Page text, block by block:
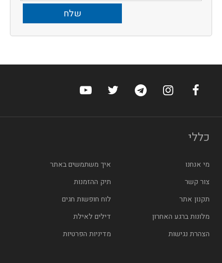
ערוץ הפייסבוק של הוטלס
ערוץ האינסטגרם של הוטלס
ערוץ הטלגרם של הוטלס
ערוץ טוויטר של הוטלס
ערוץ היוטיוב של
כללי
מי אנחנו
איך משתמשים באתר
צור קשר
תיק ההזמנות
תקנון אתר
לוח חופשות חגים
מלונות ברגע האחרון
דילים לאילת
הצהרת נגישות
מדיניות הפרטיות